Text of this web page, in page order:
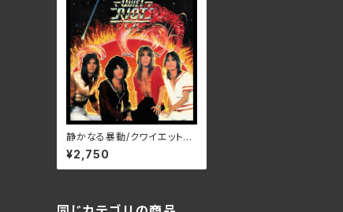
静かなる暴動/クワイエット・ラ
イオット RBNCD-1540
¥2,750